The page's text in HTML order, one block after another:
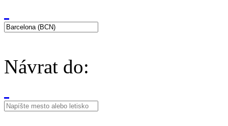
Návrat do: